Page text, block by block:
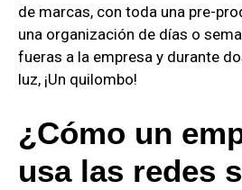
de marcas, con toda una pre-
una organización de días o
fueras a la empresa y durante
luz, ¡Un quilombo!
¿Cómo un
usa las redes